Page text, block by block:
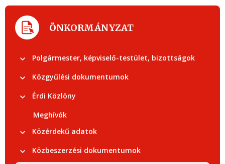
ÖNKORMÁNYZAT
Polgármester, képviselő-testület, bizottságok
Közgyűlési dokumentumok
Érdi Közlöny
Meghívók
Közérdekű adatok
Közbeszerzési dokumentumok